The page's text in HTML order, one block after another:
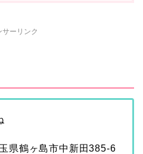
サーリンク
県鶴ヶ島市中新田385-6